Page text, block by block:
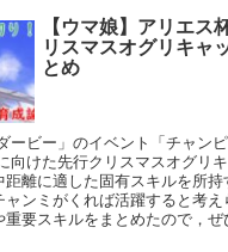
【ウマ娘】アリエス
リスマスオグリキャ
とめ
ービー」のイベント「チャン
向けた先行クリスマスオグリ
離に適した固有スキルを所持
ンミがくれば活躍すると考え
重要スキルをまとめたので，